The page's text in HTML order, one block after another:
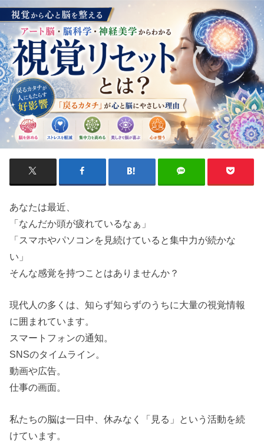
あなたは最近、
「なんだか頭が疲れているなぁ」
「スマホやパソコンを見続けていると集中力が続かな
い」
そんな感覚を持つことはありませんか？
現代人の多くは、知らず知らずのうちに大量の視覚情報
に囲まれています。
スマートフォンの通知。
SNSのタイムライン。
動画や広告。
仕事の画面。
私たちの脳は一日中、休みなく「見る」という活動を続
けています。